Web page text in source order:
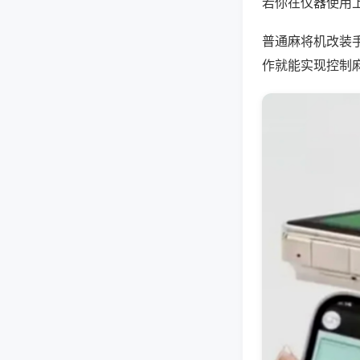
普通麻将机改装
作就能实现控制